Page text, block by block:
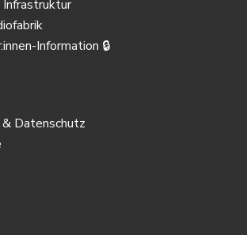
Infrastruktur
Information 🔒
Datenschutz